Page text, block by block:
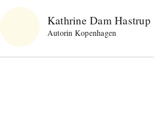
Kathrine Dam Hastrup
Autorin Kopenhagen